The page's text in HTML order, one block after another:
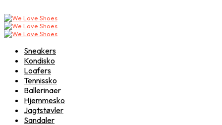
Sneakers
Kondisko
Loafers
Tennissko
Ballerinaer
Hjemmesko
Jagtstøvler
Sandaler